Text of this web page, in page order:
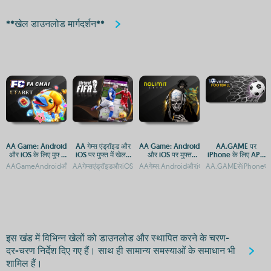
**खेल डाउनलोड मार्गदर्शन**
AA Game: Android
और iOS के लिए मुफ्त
डाउनलोड और एक्सेस
गाइड
AAGameAndroidऔरiOSकेलिएमुफ्तडाउनलोड
AA गेम्स एंड्रॉइड और
iOS पर मुफ्त में खेलने
के लिए
AAगेम्सएंड्रॉइडऔरiOSपरमुफ्तमेंडाउनलोडकरें
AA Game: Android
और iOS पर मुफ्त
डाउनलोड और एक्सेस
गाइड
AA.GAME पर
iPhone के लिए APK
डाउनलोड और इंस्टॉल
गाइड
इस खंड में विभिन्न खेलों को डाउनलोड और स्थापित करने के चरण-
दर-चरण निर्देश दिए गए हैं। साथ ही सामान्य समस्याओं के समाधान भी
शामिल हैं।